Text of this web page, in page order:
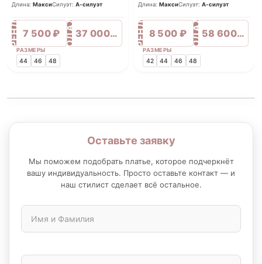
Длина: МаксиСилуэт: А-силуэт
АРЕНДА 7 500 ₽ ПРОДАЖА 37 000 ₽
РАЗМЕРЫ
44 46 48
Длина: МаксиСилуэт: А-силуэт
АРЕНДА 8 500 ₽ ПРОДАЖА 58 600 ₽
РАЗМЕРЫ
42 44 46 48
Оставьте заявку
Мы поможем подобрать платье, которое подчеркнёт
вашу индивидуальность. Просто оставьте контакт — и
наш стилист сделает всё остальное.